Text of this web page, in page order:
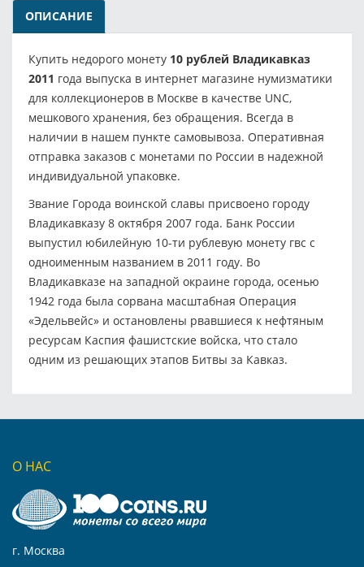
ОПИСАНИЕ
Купить недорого монету 10 рублей Владикавказ
2011 года выпуска в интернет магазине нумизматики
для коллекционеров в Москве в качестве UNC,
мешкового хранения, без обращения. Всегда в
наличии в нашем пункте самовывоза. Оперативная
отправка заказов с монетами по России в надежной
индивидуальной упаковке.
Звание Города воинской славы присвоено городу
Владикавказу 8 октября 2007 года. Банк России
выпустил юбилейную 10-ти рублевую монету гвс с
одноименным названием в 2011 году. Во
Владикавказе на западной окраине города, осенью
1942 года была сорвана масштабная Операция
«Эдельвейс» и остановлены рвавшиеся к нефтяным
ресурсам Каспия фашистские войска, что стало
одним из решающих этапов Битвы за Кавказ.
О НАС
г. Москва